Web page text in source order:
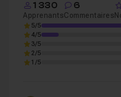
1 330
Apprenants
6
Commentaires
5/5
4/5
3/5
2/5
1/5